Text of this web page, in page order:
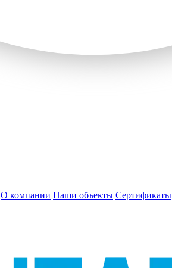
О компании Наши объекты Сертификаты